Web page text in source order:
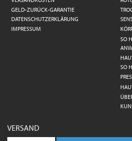
GELD-ZURÜCK-GARANTIE
DATENSCHUTZERKLÄRUNG
IMPRESSUM
SO
SO
VERSAND